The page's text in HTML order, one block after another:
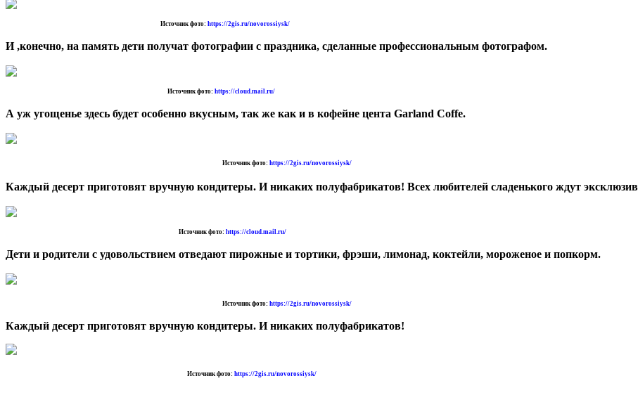
Источник фото: https://2gis.ru/novorossiysk/
И ,конечно, на память дети получат фотографии с праздника, сделанные профессиональным фотографом.
Источник фото: https://cloud.mail.ru/
А уж угощенье здесь будет особенно вкусным, так же как и в кофейне цента Garland Coffe.
Источник фото: https://2gis.ru/novorossiysk/
Каждый десерт приготовят вручную кондитеры. И никаких полуфабрикатов! Всех любителей сладенького ждут
Источник фото: https://cloud.mail.ru/
Дети и родители с удовольствием отведают пирожные и тортики, фрэши, лимонад, коктейли, мороженое и попкорм.
Источник фото: https://2gis.ru/novorossiysk/
Каждый десерт приготовят вручную кондитеры. И никаких полуфабрикатов!
Источник фото: https://2gis.ru/novorossiysk/